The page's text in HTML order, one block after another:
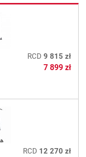
RCD 9 815 zł
7 899 zł
RCD 12 270 zł